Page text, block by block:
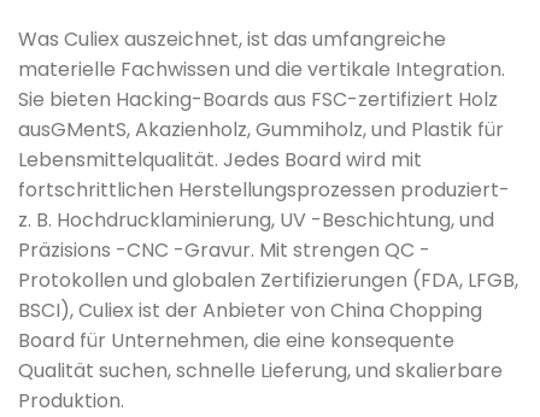
Was Culiex auszeichnet, ist das umfangreiche
materielle Fachwissen und die vertikale Integration.
Sie bieten Hacking-Boards aus FSC-zertifiziert Holz
ausGMentS, Akazienholz, Gummiholz, und Plastik für
Lebensmittelqualität. Jedes Board wird mit
fortschrittlichen Herstellungsprozessen produziert-
z. B. Hochdrucklaminierung, UV -Beschichtung, und
Präzisions -CNC -Gravur. Mit strengen QC -
Protokollen und globalen Zertifizierungen (FDA, LFGB,
BSCI), Culiex ist der Anbieter von China Chopping
Board für Unternehmen, die eine konsequente
Qualität suchen, schnelle Lieferung, und skalierbare
Produktion.